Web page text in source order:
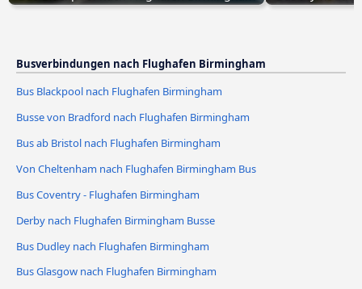
Busverbindungen nach Flughafen Birmingham
Bus Blackpool nach Flughafen Birmingham
Busse von Bradford nach Flughafen Birmingham
Bus ab Bristol nach Flughafen Birmingham
Von Cheltenham nach Flughafen Birmingham Bus
Bus Coventry - Flughafen Birmingham
Derby nach Flughafen Birmingham Busse
Bus Dudley nach Flughafen Birmingham
Bus Glasgow nach Flughafen Birmingham